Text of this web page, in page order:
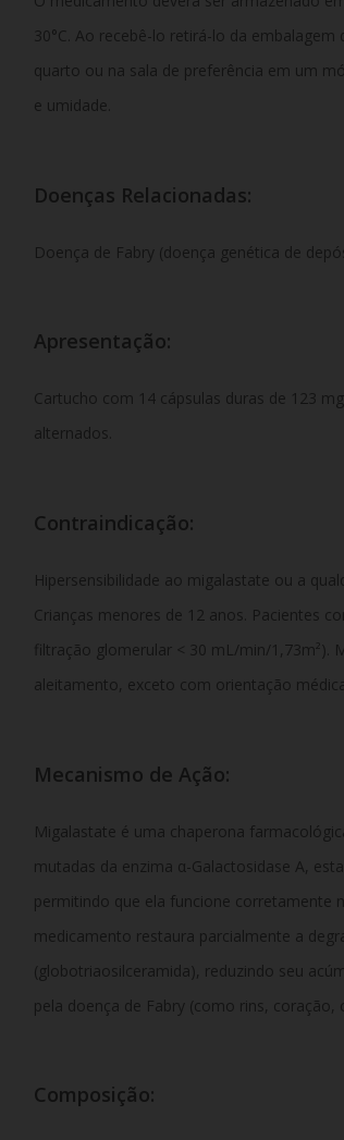
30°C. Ao recebê-lo retirá-lo da
quarto ou na sala de preferência em um
e umidade.
Doenças Relacionadas:
Doença de Fabry (doença genética de
Apresentação:
Cartucho com 14 cápsulas duras de 123
alternados.
Contraindicação:
Hipersensibilidade ao migalastate ou a
Crianças menores de 12 anos. Pacientes
filtração glomerular < 30 mL/min/1,73m²).
aleitamento, exceto com orientação
Mecanismo de Ação:
Migalastate é uma chaperona
mutadas da enzima α-Galactosidase A,
permitindo que ela funcione corretamente
medicamento restaura parcialmente a
(globotriaosilceramida), reduzindo seu
pela doença de Fabry (como rins, coração,
Composição: